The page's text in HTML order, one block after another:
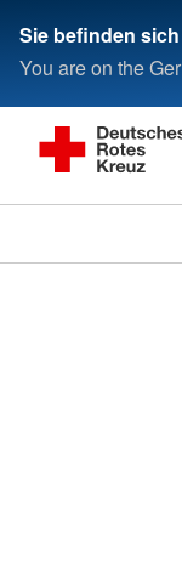
Sie befinden
You are on the